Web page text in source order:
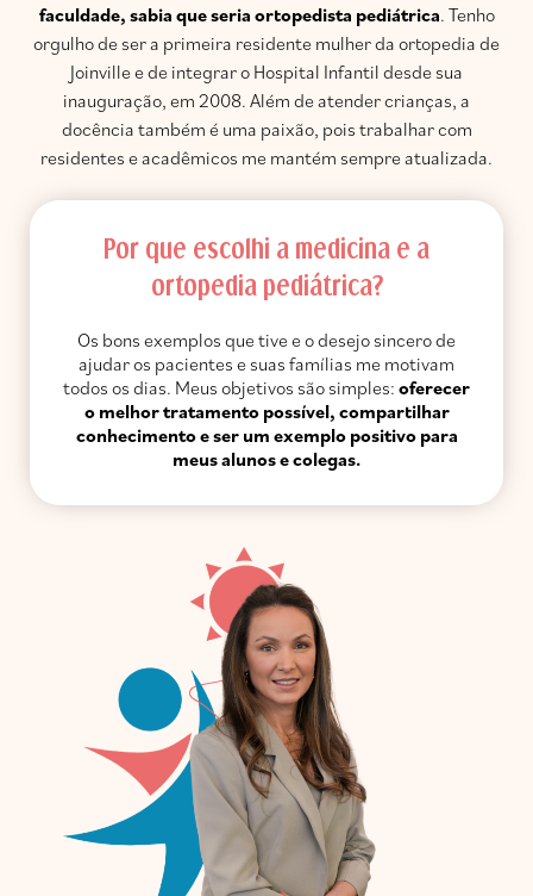
faculdade, sabia que seria ortopedista pediátrica. Tenho
orgulho de ser a primeira residente mulher da ortopedia de
Joinville e de integrar o Hospital Infantil desde sua
inauguração, em 2008. Além de atender crianças, a
docência também é uma paixão, pois trabalhar com
residentes e acadêmicos me mantém sempre atualizada.
Por que escolhi a medicina e a
ortopedia pediátrica?
Os bons exemplos que tive e o desejo sincero de
ajudar os pacientes e suas famílias me motivam
todos os dias. Meus objetivos são simples: oferecer
o melhor tratamento possível, compartilhar
conhecimento e ser um exemplo positivo para
meus alunos e colegas.